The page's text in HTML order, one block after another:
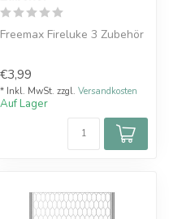
Freemax Fireluke 3 Zubehör
€3,99
* Inkl. MwSt. zzgl. Versandkosten
Auf Lager